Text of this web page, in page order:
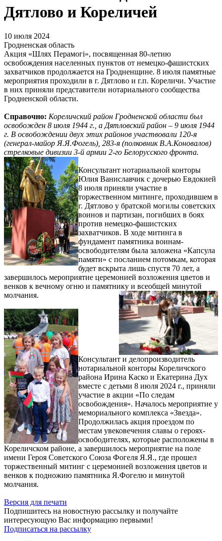
Дятлово и Кореличей
10 июля 2024
Гродненская область
Акция «Шлях Перамогі», посвященная 80-летию
освобождения населенных пунктов от немецко-фашистских
захватчиков продолжается на Гродненщине. 8 июля памятные
мероприятия проходили в г. Дятлово и г.п. Кореличи. Участие
в них приняли представители нотариального сообщества
Гродненской области.
Справочно: Кореличский район Гродненской области был
освобожден 8 июля 1944 г., а Дятловский район – 9 июля 1944
г. В освобождении двух этих районов участвовали 120-я
(генерал-майор Я.Я.Фогель), 283-я (полковник В.А.Коновалов)
стрелковые дивизии 3-й армии 2-го Белорусского фронта.
Консультант нотариальной конторы
Юлия Ваниславчик с дочерью Евдокией
8 июля приняли участие в
торжественном митинге, проходившем в
г. Дятлово у братской могилы советских
воинов и партизан, погибших в боях
против немецко-фашистских
захватчиков. В ходе митинга в
фундамент памятника воинам-
освободителям была заложена «Капсула
памяти» с посланием потомкам, которая
будет вскрыта лишь спустя 70 лет, а
завершилось мероприятие церемонией возложения цветов и
венков к вечному огню и памятнику и всеобщей минутой
молчания.
Консультант и делопроизводитель
нотариальной конторы Кореличского
района Ирина Каско и Екатерина Дух
вместе с детьми 8 июля 2024 г., приняли
участие в акции «По следам
освобождения». Началось мероприятие у
мемориального комплекса «Звезда».
Продолжилась акция проездом по
местам увековечения славы о героях-
освободителях, которые расположены в
Кореличском районе, а завершилось мероприятие на поле
имени Героя Советского Союза Фогеля Я.Я., где прошел
торжественный митинг с церемонией возложения цветов и
венков к подножию памятника Я.Фогелю и минутой
молчания.
Версия для печати
Подпишитесь на новостную рассылку и получайте
интересующую Вас информацию первыми!
Подписаться на рассылку